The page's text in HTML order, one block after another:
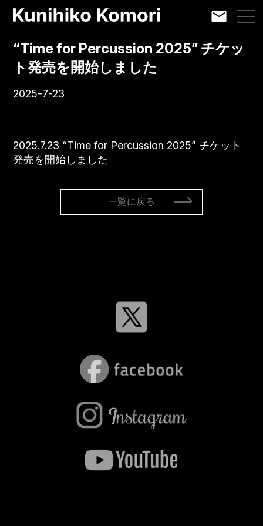
“Time for Percussion 2025” チケッ
ト発売を開始しました
2025-7-23
2025.7.23 “Time for Percussion 2025” チケット
発売を開始しました
一覧に戻る